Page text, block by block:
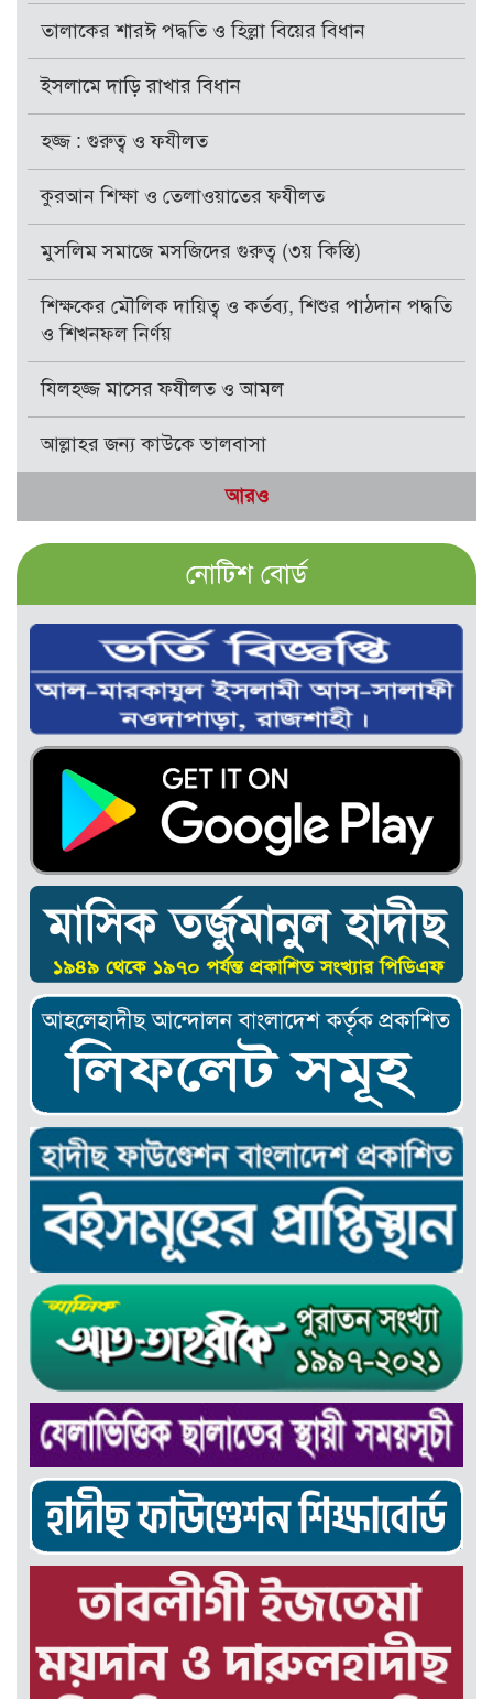
তালাকের শারঈ পদ্ধতি ও হিল্লা বিয়ের বিধান
ইসলামে দাড়ি রাখার বিধান
হজ্জ : গুরুত্ব ও ফযীলত
কুরআন শিক্ষা ও তেলাওয়াতের ফযীলত
মুসলিম সমাজে মসজিদের গুরুত্ব (৩য় কিস্তি)
শিক্ষকের মৌলিক দায়িত্ব ও কর্তব্য, শিশুর পাঠদান পদ্ধতি
ও শিখনফল নির্ণয়
যিলহজ্জ মাসের ফযীলত ও আমল
আল্লাহর জন্য কাউকে ভালবাসা
আরও
নোটিশ বোর্ড